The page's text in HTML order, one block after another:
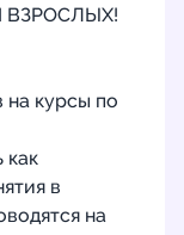
ВЗРОСЛЫХ!
курсы по
как
в
на